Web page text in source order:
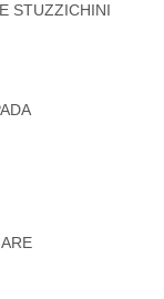
STUZZICHINI